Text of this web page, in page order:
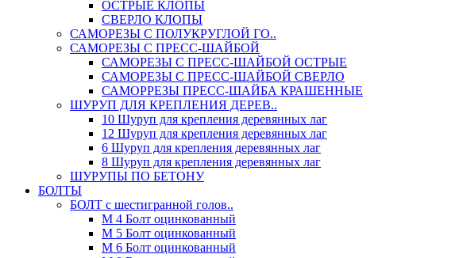
ОСТРЫЕ КЛОПЫ
СВЕРЛО КЛОПЫ
САМОРЕЗЫ С ПОЛУКРУГЛОЙ ГО..
САМОРЕЗЫ С ПРЕСС-ШАЙБОЙ
САМОРЕЗЫ С ПРЕСС-ШАЙБОЙ ОСТРЫЕ
САМОРЕЗЫ С ПРЕСС-ШАЙБОЙ СВЕРЛО
САМОРРЕЗЫ ПРЕСС-ШАЙБА КРАШЕННЫЕ
ШУРУП ДЛЯ КРЕПЛЕНИЯ ДЕРЕВ..
10 Шуруп для крепления деревянных лаг
12 Шуруп для крепления деревянных лаг
6 Шуруп для крепления деревянных лаг
8 Шуруп для крепления деревянных лаг
ШУРУПЫ ПО БЕТОНУ
БОЛТЫ
БОЛТ с шестигранной голов..
М 4 Болт оцинкованный
М 5 Болт оцинкованный
М 6 Болт оцинкованный